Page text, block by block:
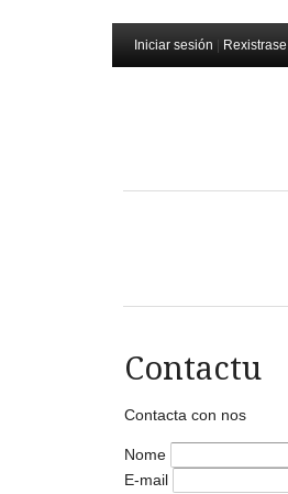
Iniciar sesión Rexistrase
Contactu
Contacta con nos
Nome
E-mail